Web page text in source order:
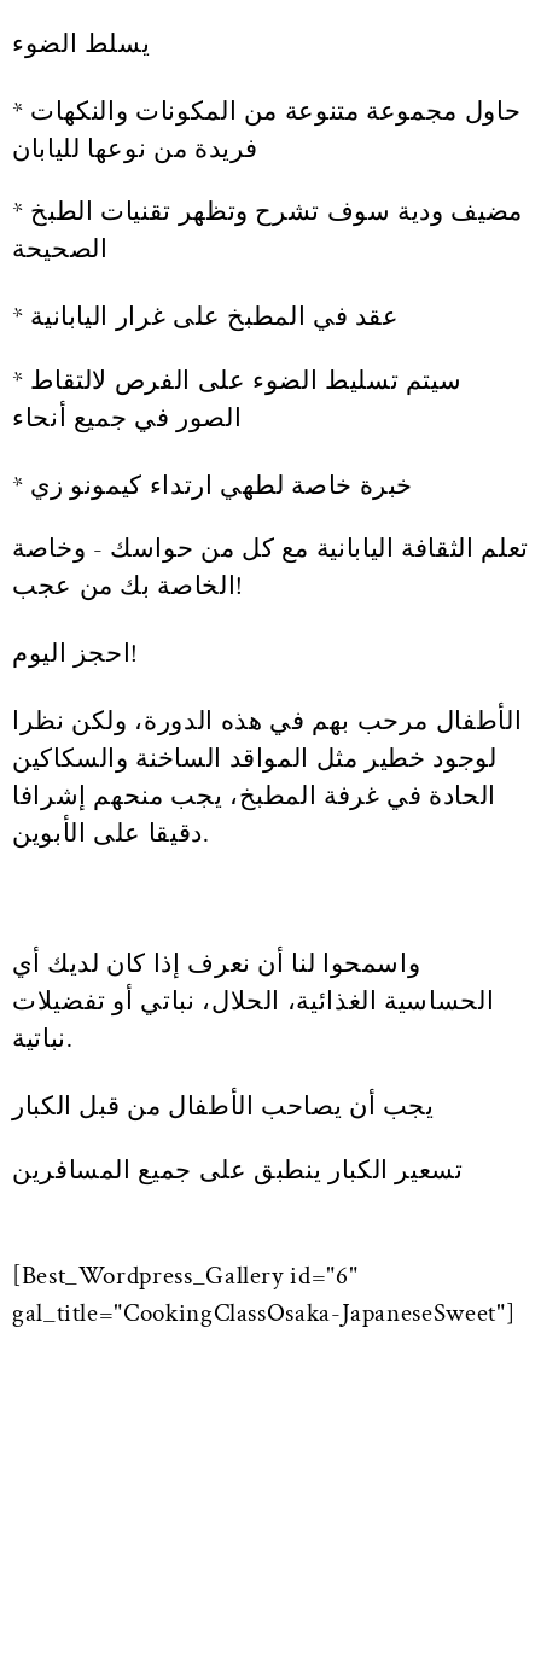
يسلط الضوء
* حاول مجموعة متنوعة من المكونات والنكهات
فريدة من نوعها لليابان
* مضيف ودية سوف تشرح وتظهر تقنيات الطبخ
الصحيحة
* عقد في المطبخ على غرار اليابانية
* سيتم تسليط الضوء على الفرص لالتقاط
الصور في جميع أنحاء
* خبرة خاصة لطهي ارتداء كيمونو زي
تعلم الثقافة اليابانية مع كل من حواسك - وخاصة
الخاصة بك من عجب!
احجز اليوم!
الأطفال مرحب بهم في هذه الدورة، ولكن نظرا
لوجود خطير مثل المواقد الساخنة والسكاكين
الحادة في غرفة المطبخ، يجب منحهم إشرافا
دقيقا على الأبوين.
واسمحوا لنا أن نعرف إذا كان لديك أي
الحساسية الغذائية، الحلال، نباتي أو تفضيلات
نباتية.
يجب أن يصاحب الأطفال من قبل الكبار
تسعير الكبار ينطبق على جميع المسافرين
[Best_Wordpress_Gallery id="6"
gal_title="CookingClassOsaka-JapaneseSweet"]